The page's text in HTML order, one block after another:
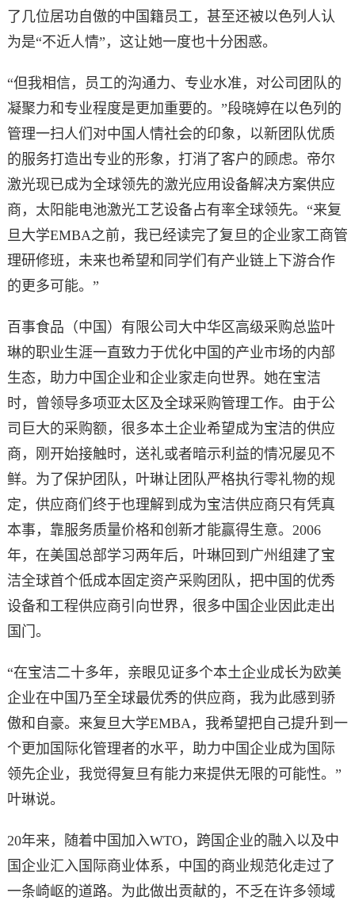
了几位居功自傲的中国籍员工，甚至还被以色列人认
为是“不近人情”，这让她一度也十分困惑。
“但我相信，员工的沟通力、专业水准，对公司团队的
凝聚力和专业程度是更加重要的。”段晓婷在以色列的
管理一扫人们对中国人情社会的印象，以新团队优质
的服务打造出专业的形象，打消了客户的顾虑。帝尔
激光现已成为全球领先的激光应用设备解决方案供应
商，太阳能电池激光工艺设备占有率全球领先。“来复
旦大学EMBA之前，我已经读完了复旦的企业家工商管
理研修班，未来也希望和同学们有产业链上下游合作
的更多可能。”
百事食品（中国）有限公司大中华区高级采购总监叶
琳的职业生涯一直致力于优化中国的产业市场的内部
生态，助力中国企业和企业家走向世界。她在宝洁
时，曾领导多项亚太区及全球采购管理工作。由于公
司巨大的采购额，很多本土企业希望成为宝洁的供应
商，刚开始接触时，送礼或者暗示利益的情况屡见不
鲜。为了保护团队，叶琳让团队严格执行零礼物的规
定，供应商们终于也理解到成为宝洁供应商只有凭真
本事，靠服务质量价格和创新才能赢得生意。2006
年，在美国总部学习两年后，叶琳回到广州组建了宝
洁全球首个低成本固定资产采购团队，把中国的优秀
设备和工程供应商引向世界，很多中国企业因此走出
国门。
“在宝洁二十多年，亲眼见证多个本土企业成长为欧美
企业在中国乃至全球最优秀的供应商，我为此感到骄
傲和自豪。来复旦大学EMBA，我希望把自己提升到一
个更加国际化管理者的水平，助力中国企业成为国际
领先企业，我觉得复旦有能力来提供无限的可能性。”
叶琳说。
20年来，随着中国加入WTO，跨国企业的融入以及中
国企业汇入国际商业体系，中国的商业规范化走过了
一条崎岖的道路。为此做出贡献的，不乏在许多领域